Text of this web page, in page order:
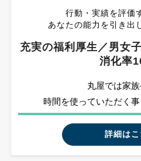
行動・実績を評価
あなたの能力を引き出
充実の福利厚生／男女
消化率
丸屋では家
時間を使っていただく事
詳細はこ